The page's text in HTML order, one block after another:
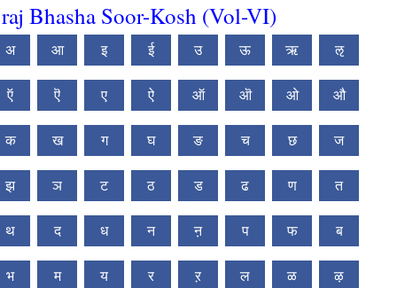
Bhasha Soor-Kosh (Vol-VI)
अ आ इ ई उ ऊ ऋ ऌ
ऍ ऎ ए ऐ ऑ ऒ ओ औ
क ख ग घ ङ च छ ज
झ ञ ट ठ ड ढ ण त
थ द ध न ऩ प फ ब
भ म य र ऱ ल ळ ऴ